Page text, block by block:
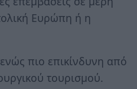
Ευρώπη ή η
πιο επικίνδυνη από
τουρισμού.